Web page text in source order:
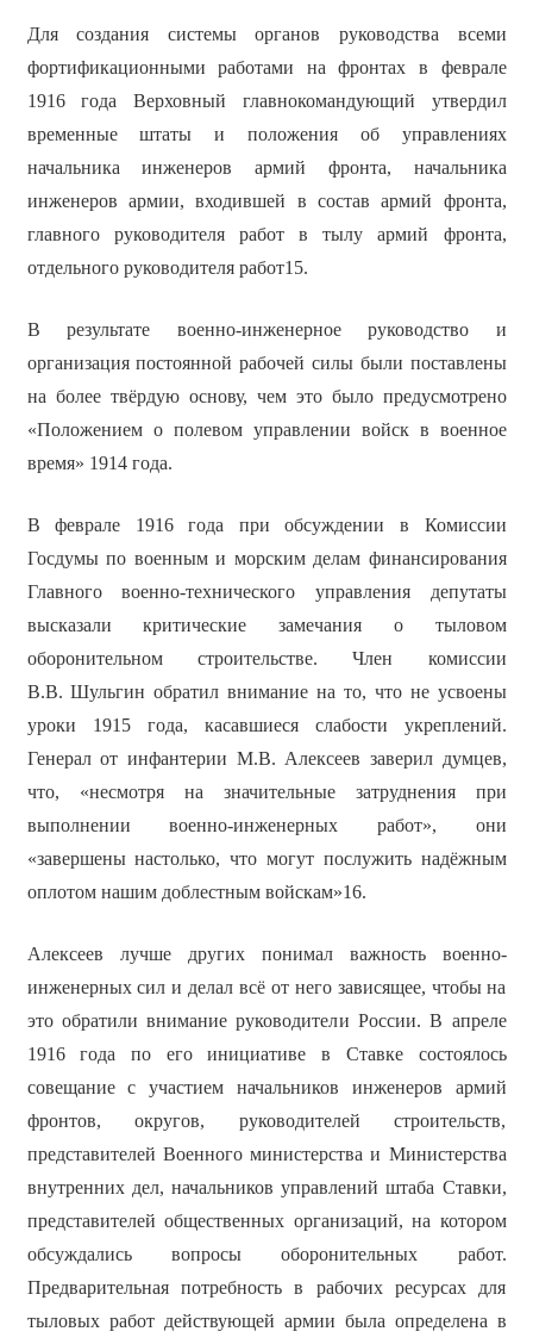
Для создания системы органов руководства всеми
фортификационными работами на фронтах в феврале
1916 года Верховный главнокомандующий утвердил
временные штаты и положения об управлениях
начальника инженеров армий фронта, начальника
инженеров армии, входившей в состав армий фронта,
главного руководителя работ в тылу армий фронта,
отдельного руководителя работ15.
В результате военно-инженерное руководство и
организация постоянной рабочей силы были поставлены
на более твёрдую основу, чем это было предусмотрено
«Положением о полевом управлении войск в военное
время» 1914 года.
В феврале 1916 года при обсуждении в Комиссии
Госдумы по военным и морским делам финансирования
Главного военно-технического управления депутаты
высказали критические замечания о тыловом
оборонительном строительстве. Член комиссии
В.В. Шульгин обратил внимание на то, что не усвоены
уроки 1915 года, касавшиеся слабости укреплений.
Генерал от инфантерии М.В. Алексеев заверил думцев,
что, «несмотря на значительные затруднения при
выполнении военно-инженерных работ», они
«завершены настолько, что могут послужить надёжным
оплотом нашим доблестным войскам»16.
Алексеев лучше других понимал важность военно-
инженерных сил и делал всё от него зависящее, чтобы на
это обратили внимание руководители России. В апреле
1916 года по его инициативе в Ставке состоялось
совещание с участием начальников инженеров армий
фронтов, округов, руководителей строительств,
представителей Военного министерства и Министерства
внутренних дел, начальников управлений штаба Ставки,
представителей общественных организаций, на котором
обсуждались вопросы оборонительных работ.
Предварительная потребность в рабочих ресурсах для
тыловых работ действующей армии была определена в